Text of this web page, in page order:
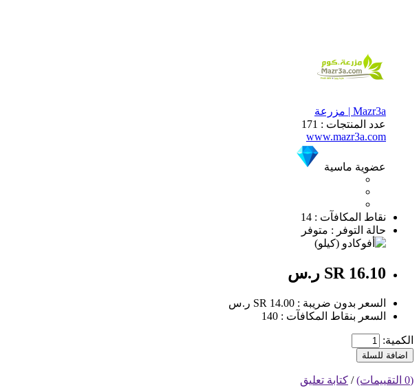
Mazr3a | مزرعة
عدد المنتجات : 171
www.mazr3a.com
عضوية ماسية
نقاط المكافآت : 14
حالة التوفر : متوفر
SR 16.10 ر.س
السعر بدون ضريبة : SR 14.00 ر.س
السعر بنقاط المكافآت : 140
الكمية:
اضافة للسلة
(0 التقييمات) / كتابة تعليق